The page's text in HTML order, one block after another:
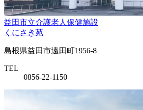
益田市立介護老人保健施設
くにさき苑
島根県益田市遠田町1956-8
TEL
0856-22-1150